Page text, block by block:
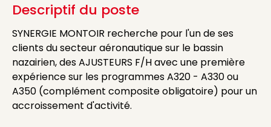
Descriptif du poste
SYNERGIE MONTOIR recherche pour l'un de ses
clients du secteur aéronautique sur le bassin
nazairien, des AJUSTEURS F/H avec une première
expérience sur les programmes A320 - A330 ou
A350 (complément composite obligatoire) pour un
accroissement d'activité.